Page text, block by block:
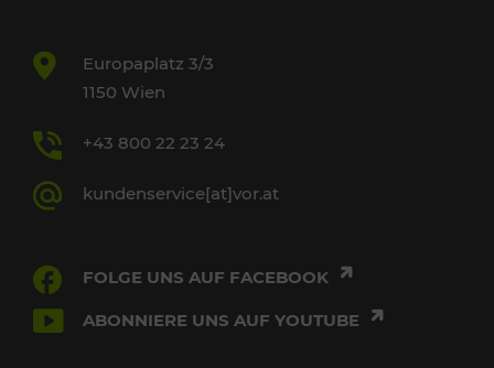
Europaplatz 3/3
1150 Wien
+43 800 22 23 24
kundenservice[at]vor.at
FOLGE UNS AUF FACEBOOK
ABONNIERE UNS AUF YOUTUBE